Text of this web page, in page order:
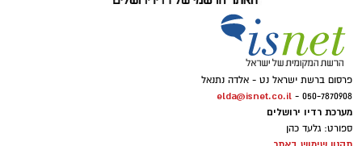
פרסום ברשת ישראל נט - אלדה נתנאל
050-7870908 -
elda@isnet.co.il
מערכת רדיו ירושלים
ספורט: גלעד כהן